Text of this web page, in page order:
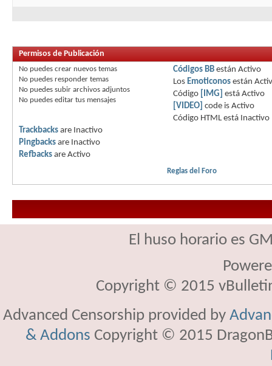
Permisos de Publicación
No puedes crear nuevos temas
No puedes responder temas
No puedes subir archivos adjuntos
No puedes editar tus mensajes
Códigos BB están Activo
Los Emoticonos están
Código [IMG] está Activo
[VIDEO] code is Activo
Código HTML está Inactivo
Trackbacks are Inactivo
Pingbacks are Inactivo
Refbacks are Activo
Reglas del Foro
El huso horario es
Copyright © 2015
Advanced Censorship provided by
& Addons Copyright © 2015